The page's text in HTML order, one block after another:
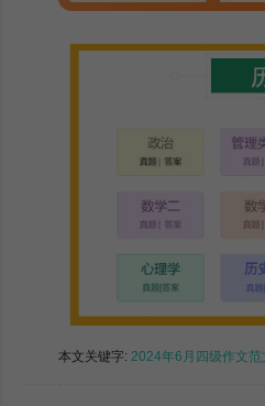
本文关键字: 2024年6月四级作文范